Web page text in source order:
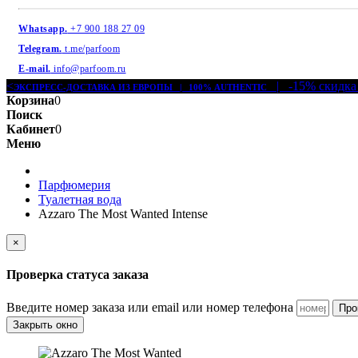
Whatsapp. +7 900 188 27 09
Telegram. t.me/parfoom
E-mail. info@parfoom.ru
<ЭКСПРЕСС-ДОСТАВКА ИЗ ЕВРОПЫ | 100% AUTHENTIC
| -15% скидка
Корзина0
Поиск
Кабинет0
Меню
Парфюмерия
Туалетная вода
Azzaro The Most Wanted Intense
×
Проверка статуса заказа
Введите номер заказа или email или номер телефона
Закрыть окно